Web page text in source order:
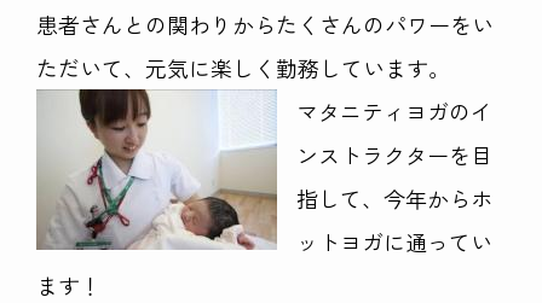
患者さんとの関わりからたくさんのパワーをい
ただいて、元気に楽しく勤務しています。
マタニティヨガのイ
ンストラクターを目
指して、今年からホ
ットヨガに通ってい
ます！